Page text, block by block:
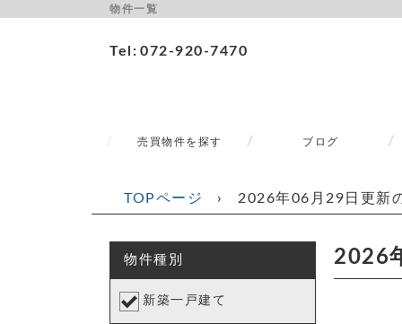
物件一覧
Tel 072-920-7470
売買物件を探す ブログ
TOPページ › 2026年06月29日更新
物件種別
新築一戸建て
2026